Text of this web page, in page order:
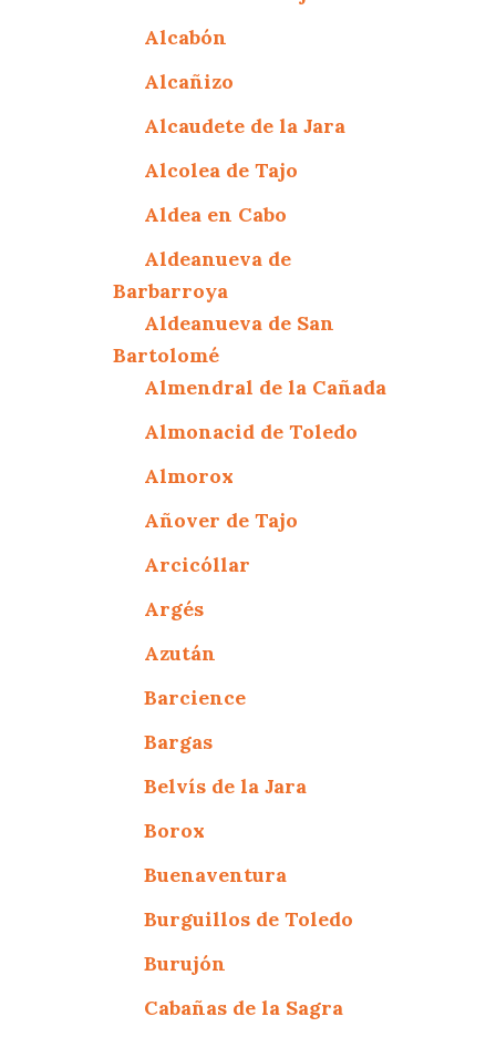
Alcabón
Alcañizo
Alcaudete de la Jara
Alcolea de Tajo
Aldea en Cabo
Aldeanueva de
Barbarroya
Aldeanueva de San
Bartolomé
Almendral de la Cañada
Almonacid de Toledo
Almorox
Añover de Tajo
Arcicóllar
Argés
Azután
Barcience
Bargas
Belvís de la Jara
Borox
Buenaventura
Burguillos de Toledo
Burujón
Cabañas de la Sagra